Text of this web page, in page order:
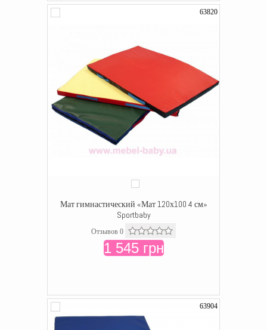
63820
Мат гимнастический «Мат 120х100 4 см»
Sportbaby
Отзывов 0
1 545 грн
63904